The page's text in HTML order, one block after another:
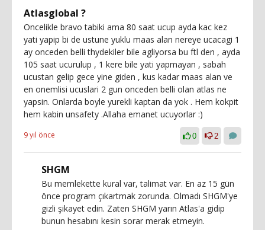
Atlasglobal ?
Oncelikle bravo tabiki ama 80 saat ucup ayda kac kez
yati yapip bi de ustune yuklu maas alan nereye ucacagi 1
ay onceden belli thydekiler bile agliyorsa bu ftl den , ayda
105 saat ucurulup , 1 kere bile yati yapmayan , sabah
ucustan gelip gece yine giden , kus kadar maas alan ve
en onemlisi ucuslari 2 gun onceden belli olan atlas ne
yapsin. Onlarda boyle yurekli kaptan da yok . Hem kokpit
hem kabin unsafety .Allaha emanet ucuyorlar :)
9 yıl önce 0 2
SHGM
Bu memlekette kural var, talimat var. En az 15 gün
önce program çıkartmak zorunda. Olmadı SHGM'ye
gizli şikayet edin. Zaten SHGM yarın Atlas'a gidip
bunun hesabını kesin sorar merak etmeyin.